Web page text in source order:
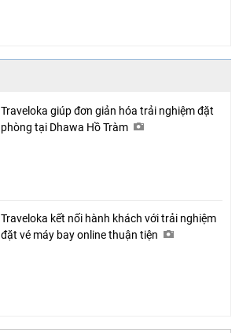
Traveloka giúp đơn giản hóa trải nghiệm đặt
phòng tại Dhawa Hồ Tràm
Traveloka kết nối hành khách với trải nghiệm
đặt vé máy bay online thuận tiện